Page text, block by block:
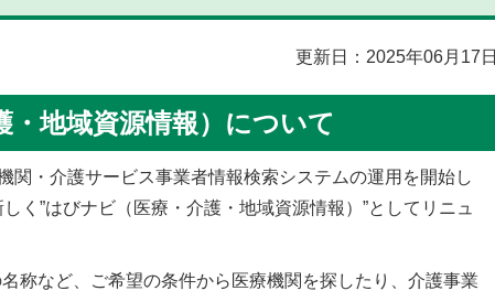
更新日：2025年06月17日
・地域資源情報）について
・介護サービス事業者情報検索システムの運用を開始し
く”はびナビ（医療・介護・地域資源情報）”としてリニュ
称など、ご希望の条件から医療機関を探したり、介護事業